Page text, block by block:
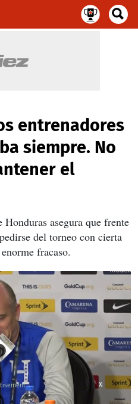
entrenadores
siempre. No
el
asegura que frente
del torneo con cierta
fracaso.
X